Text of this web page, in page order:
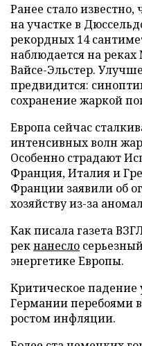
Ранее стало
на участке в
рекордных 14
наблюдается на
Вайсе-Эльстер.
предвидится:
сохранение жаркой
Европа сейчас
интенсивных волн
Особенно страдают
Франция, Италия и
Франции заявили об
хозяйству из-за
Как писала газета
рекнанесло
энергетике Европы.
Критическое падение
Германии перебоями
ростом инфляции.